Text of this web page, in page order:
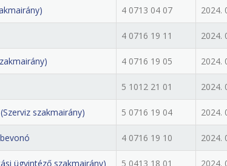
4 0713 04 07 2024.
4 0716 19 11 2024.
4 0716 19 05 2024.
5 1012 21 01 2024.
szakmairány) 5 0716 19 04 2024.
4 0716 19 10 2024.
ügyintéző szakmairány) 5 0413 18 01 2024.